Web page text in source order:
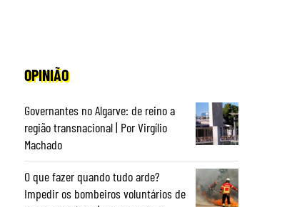
OPINIÃO
Governantes no Algarve: de reino a
região transnacional | Por Virgílio
Machado
O que fazer quando tudo arde?
Impedir os bombeiros voluntários de